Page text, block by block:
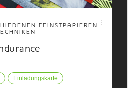
FEINSTPAPIEREN
Einladungskarte